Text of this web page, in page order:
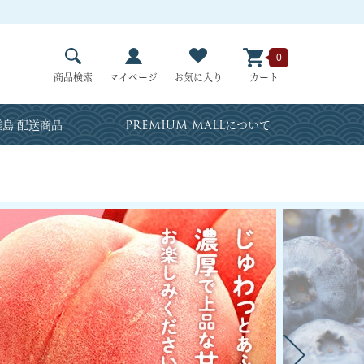
商品検索 マイページ お気に入り カート
0
配送商品 PREMIUM MALLについて